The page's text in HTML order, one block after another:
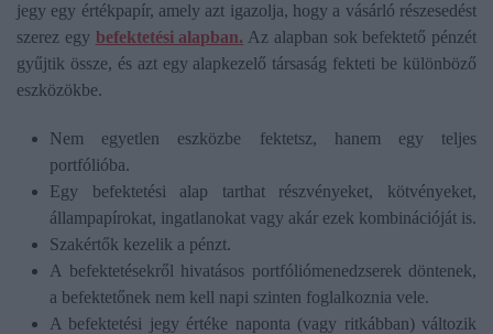
jegy egy értékpapír, amely azt igazolja, hogy a vásárló részesedést
szerez egy befektetési alapban. Az alapban sok befektető pénzét
gyűjtik össze, és azt egy alapkezelő társaság fekteti be különböző
eszközökbe.
Nem egyetlen eszközbe fektetsz, hanem egy teljes
portfólióba.
Egy befektetési alap tarthat részvényeket, kötvényeket,
állampapírokat, ingatlanokat vagy akár ezek kombinációját is.
Szakértők kezelik a pénzt.
A befektetésekről hivatásos portfóliómenedzserek döntenek,
a befektetőnek nem kell napi szinten foglalkoznia vele.
A befektetési jegy értéke naponta (vagy ritkábban) változik